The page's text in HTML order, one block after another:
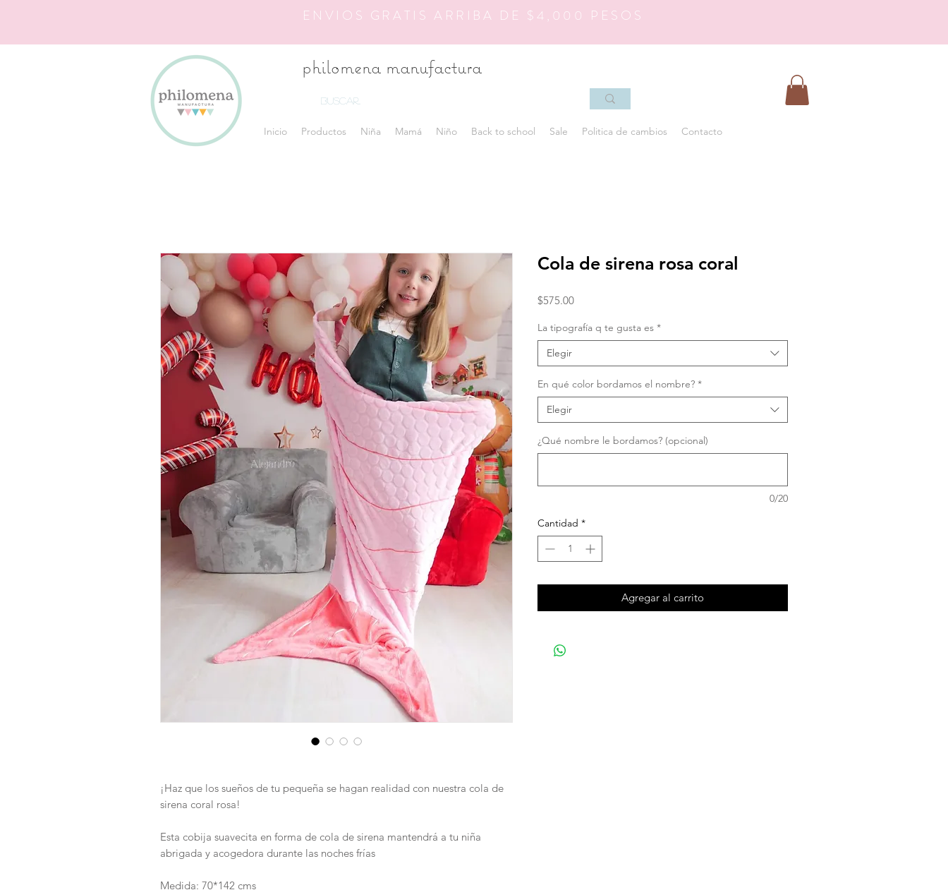
ENVIOS GRATIS ARRIBA DE $4,000 PESOS
philomena manufactura
Inicio Productos Niña Mamá Niño Back to school Sale Politica de cambios Contacto
¡Haz que los sueños de tu pequeña se hagan realidad con nuestra cola de
sirena coral rosa!
Esta cobija suavecita en forma de cola de sirena mantendrá a tu niña
abrigada y acogedora durante las noches frías
Medida: 70*142 cms
Cola de sirena rosa coral
$575.00Precio
La tipografía q te gusta es *
Elegir
En qué color bordamos el nombre? *
Elegir
¿Qué nombre le bordamos? (opcional)
0/20
Cantidad *
Agregar al carrito